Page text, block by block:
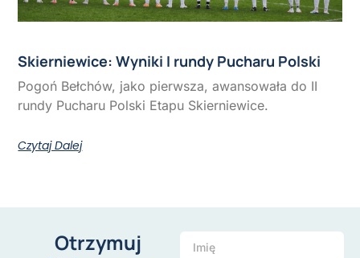
Skierniewice: Wyniki I rundy Pucharu Polski
Pogoń Bełchów, jako pierwsza, awansowała do II
rundy Pucharu Polski Etapu Skierniewice.
Czytaj Dalej
Otrzymuj